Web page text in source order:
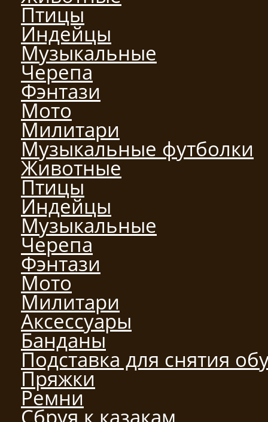
Птицы
Индейцы
Музыкальные
Черепа
Фэнтази
Мото
Милитари
Музыкальные футболки
Животные
Птицы
Индейцы
Музыкальные
Черепа
Фэнтази
Мото
Милитари
Аксессуары
Банданы
Подставка для снятия
Пряжки
Ремни